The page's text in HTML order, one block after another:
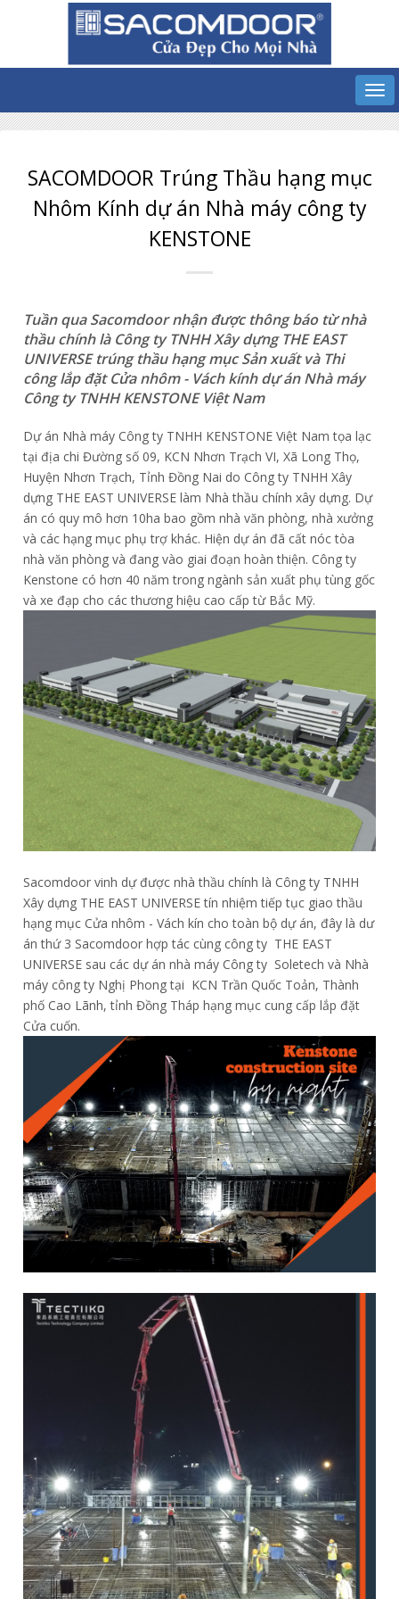
SACOMDOOR Trúng Thầu hạng mục
Nhôm Kính dự án Nhà máy công ty
KENSTONE
Tuần qua Sacomdoor nhận được thông báo từ nhà
thầu chính là Công ty TNHH Xây dựng THE EAST
UNIVERSE trúng thầu hạng mục Sản xuất và Thi
công lắp đặt Cửa nhôm - Vách kính dự án Nhà máy
Công ty TNHH KENSTONE Việt Nam
Dự án Nhà máy Công ty TNHH KENSTONE Việt Nam tọa lạc
tại địa chi Đường số 09, KCN Nhơn Trạch VI, Xã Long Thọ,
Huyện Nhơn Trạch, Tỉnh Đồng Nai do Công ty TNHH Xây
dựng THE EAST UNIVERSE làm Nhà thầu chính xây dựng. Dự
án có quy mô hơn 10ha bao gồm nhà văn phòng, nhà xưởng
và các hạng mục phụ trợ khác. Hiện dự án đã cất nóc tòa
nhà văn phòng và đang vào giai đoạn hoàn thiện. Công ty
Kenstone có hơn 40 năm trong ngành sản xuất phụ tùng gốc
và xe đạp cho các thương hiệu cao cấp từ Bắc Mỹ.
Sacomdoor vinh dự được nhà thầu chính là Công ty TNHH
Xây dựng THE EAST UNIVERSE tín nhiệm tiếp tục giao thầu
hạng mục Cửa nhôm - Vách kín cho toàn bộ dự án, đây là dư
án thứ 3 Sacomdoor hợp tác cùng công ty THE EAST
UNIVERSE sau các dự án nhà máy Công ty Soletech và Nhà
máy công ty Nghị Phong tại KCN Trần Quốc Toản, Thành
phố Cao Lãnh, tỉnh Đồng Tháp hạng mục cung cấp lắp đặt
Cửa cuốn.